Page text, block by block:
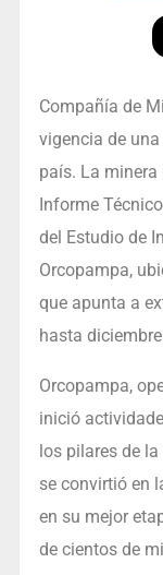
Compañía de
vigencia de
país. La minera
Informe
del Estudio de
Orcopampa,
que apunta a
hasta
Orcopampa,
inició
los pilares de
se convirtió en
en su mejor
de cientos de